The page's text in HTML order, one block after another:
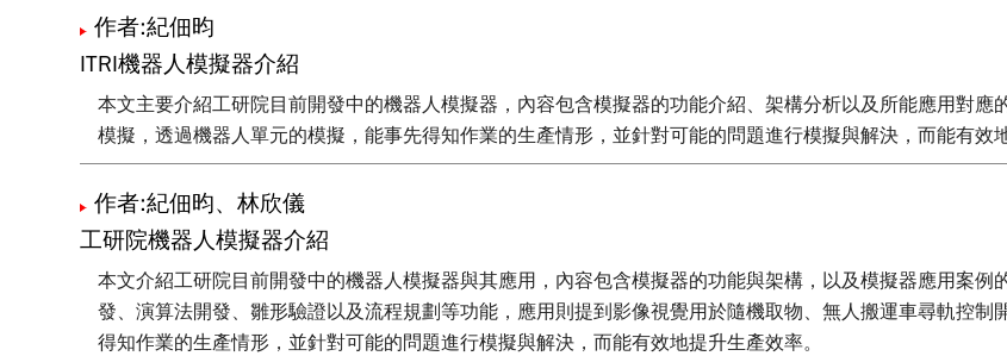
作者:紀佃昀
ITRI機器人模擬器介紹
本文主要介紹工研院目前開發中的機器人模擬器，內容包含模擬器的功能介紹、架構分析以及所能應用對
模擬，透過機器人單元的模擬，能事先得知作業的生產情形，並針對可能的問題進行模擬與解決，而能有效
作者:紀佃昀、林欣儀
工研院機器人模擬器介紹
本文介紹工研院目前開發中的機器人模擬器與其應用，內容包含模擬器的功能與架構，以及模擬器應用案
發、演算法開發、雛形驗證以及流程規劃等功能，應用則提到影像視覺用於隨機取物、無人搬運車尋軌控
得知作業的生產情形，並針對可能的問題進行模擬與解決，而能有效地提升生產效率。